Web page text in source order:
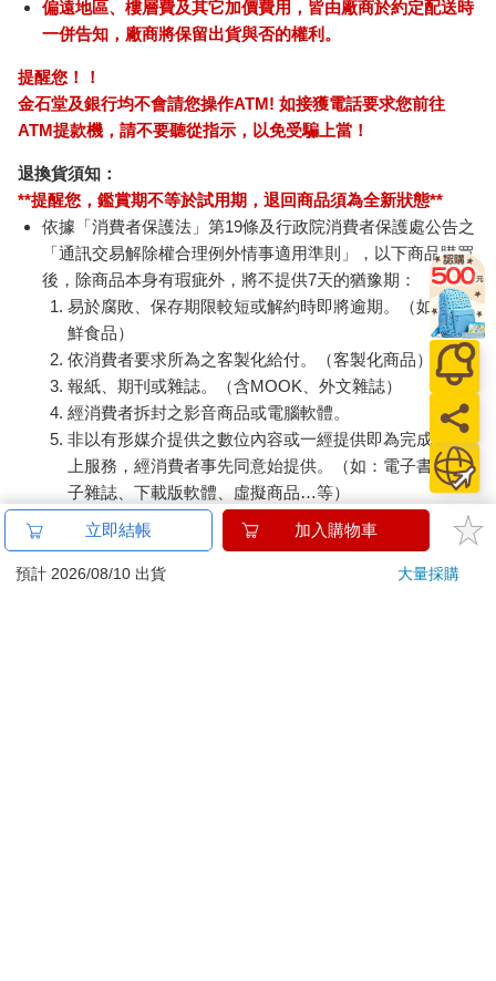
偏遠地區、樓層費及其它加價費用，皆由廠商於約定配送時
一併告知，廠商將保留出貨與否的權利。
提醒您！！
金石堂及銀行均不會請您操作ATM! 如接獲電話要求您前往
ATM提款機，請不要聽從指示，以免受騙上當！
退換貨須知：
**提醒您，鑑賞期不等於試用期，退回商品須為全新狀態**
依據「消費者保護法」第19條及行政院消費者保護處公告之
「通訊交易解除權合理例外情事適用準則」，以下商品購買
後，除商品本身有瑕疵外，將不提供7天的猶豫期：
易於腐敗、保存期限較短或解約時即將逾期。（如：生
鮮食品）
依消費者要求所為之客製化給付。（客製化商品）
報紙、期刊或雜誌。（含MOOK、外文雜誌）
經消費者拆封之影音商品或電腦軟體。
非以有形媒介提供之數位內容或一經提供即為完成之線
上服務，經消費者事先同意始提供。（如：電子書、電
子雜誌、下載版軟體、虛擬商品…等）
已拆封之個人衛生用品。（如：內衣褲、刮鬍刀、除毛
若非上列種類商品，均享有到貨7天的猶豫期（含例假
立即結帳 加入購物車
預計 2026/08/10 出貨 大量採購